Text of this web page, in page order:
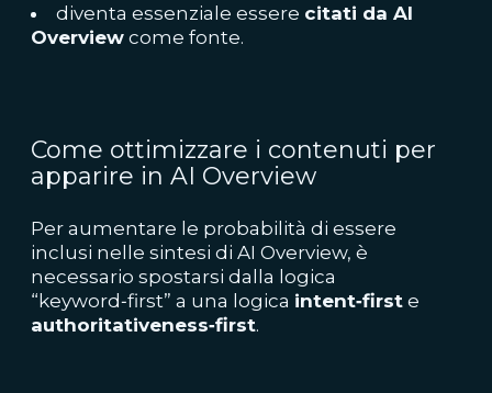
diventa essenziale essere citati da AI
Overview come fonte.
Come ottimizzare i contenuti per
apparire in AI Overview
Per aumentare le probabilità di essere
inclusi nelle sintesi di AI Overview, è
necessario spostarsi dalla logica
“keyword‑first” a una logica intent‑first e
authoritativeness‑first.